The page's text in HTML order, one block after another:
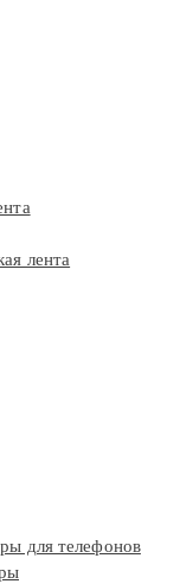
лента
для телефонов